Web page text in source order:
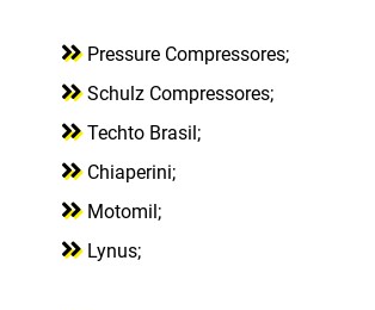
COMPRESSORES TECHTO BRASIL
ESTRUTURAS METÁLICAS EM SUZANO
Pressure Compressores;
Schulz Compressores;
Techto Brasil;
Chiaperini;
Motomil;
Lynus;